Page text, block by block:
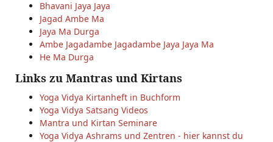
Bhavani Jaya Jaya
Jagad Ambe Ma
Jaya Ma Durga
Ambe Jagadambe Jagadambe Jaya Jaya Ma
He Ma Durga
Links zu Mantras und Kirtans
Yoga Vidya Kirtanheft in Buchform
Yoga Vidya Satsang Videos
Mantra und Kirtan Seminare
Yoga Vidya Ashrams und Zentren - hier kannst du